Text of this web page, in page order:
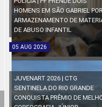
HOMENS EM SÃO GABRIEL
ARMAZENAMENTO DE
DE ABUSO INFANTIL
05 AUG 2026
JUVENART 2026 | CTG
SENTINELA DO RIO GRANDE
CONQUISTA PRÊMIO DE